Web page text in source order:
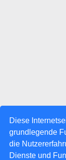
Diese
grundlegende
die
Dienste und